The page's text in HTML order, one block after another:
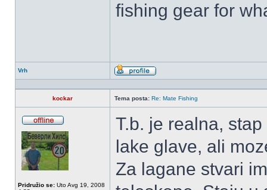
fishing gear for
Vrh
Profil
kockar Tema posta: Re: Mate Fishing
Pridružio se: Uto Avg 19, 2008
T.b. je realna,
lake glave, ali
Za lagane stvari